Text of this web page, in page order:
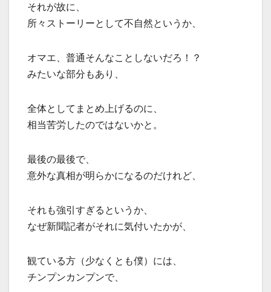
それが故に、
所々ストーリーとして不自然というか、
オマエ、普通そんなことしないだろ！？
みたいな部分もあり、
全体としてまとめ上げるのに、
相当苦労したのではないかと。
最後の最後で、
意外な真相が明らかになるのだけれど、
それも強引すぎるというか、
なぜ新聞記者がそれに気付いたかが、
観ている方（少なくとも僕）には、
チンプンカンプンで、